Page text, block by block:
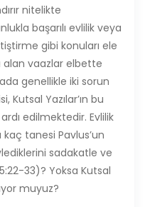
nitelikte
başarılı evlilik veya
gibi konuları ele
alan vaazlar elbette
genellikle iki sorun
Kutsal Yazılar’ın bu
edilmektedir. Evlilik
tanesi Pavlus’un
sadakatle ve
33)? Yoksa Kutsal
muyuz?